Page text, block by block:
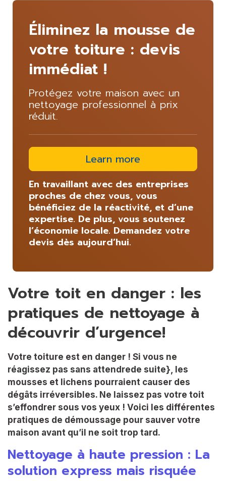
Éliminez la mousse de
votre toiture : devis
immédiat !
Protégez votre maison avec un
nettoyage professionnel à prix
réduit.
Learn more
En travaillant avec des entreprises
proches de chez vous, vous
bénéficiez de la réactivité, et d’une
expertise. De plus, vous soutenez
l’économie locale. Demandez votre
devis dès aujourd’hui.
Votre toit en danger : les
pratiques de nettoyage à
découvrir d’urgence!
Votre toiture est en danger ! Si vous ne
réagissez pas sans attendrede suite}, les
mousses et lichens pourraient causer des
dégâts irréversibles. Ne laissez pas votre toit
s’effondrer sous vos yeux ! Voici les différentes
pratiques de démoussage pour sauver votre
maison avant qu’il ne soit trop tard.
Nettoyage à haute pression : La
solution express mais risquée